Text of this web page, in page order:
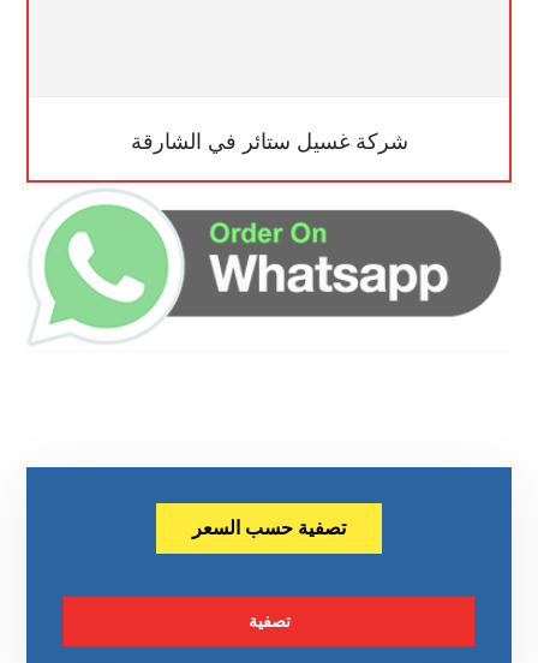
شركة غسيل ستائر في الشارقة
تصفية حسب السعر
تصفية